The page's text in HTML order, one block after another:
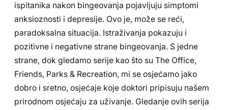
ispitanika nakon bingeovanja pojavljuju simptomi
anksioznosti i depresije. Ovo je, može se reći,
paradoksalna situacija. Istraživanja pokazuju i
pozitivne i negativne strane bingeovanja. S jedne
strane, dok gledamo serije kao što su The Office,
Friends, Parks & Recreation, mi se osjećamo jako
dobro i sretno, osjećaje koje doktori pripisuju našem
prirodnom osjećaju za uživanje. Gledanje ovih serija